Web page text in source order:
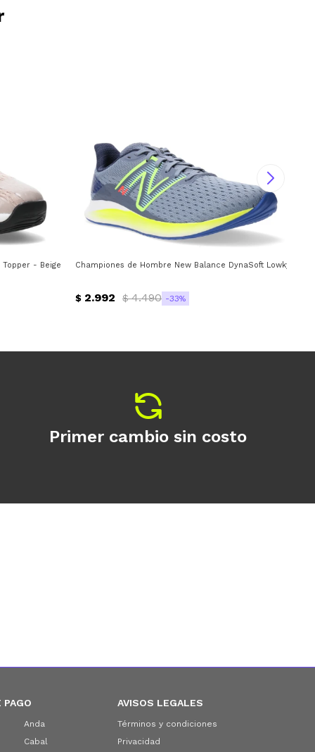
- Beige - Negro - Rosado Coral
Championes de Hombre New Balance DynaSoft Lowky RC
$ 2.992 $ 4.490 33
PAGO
Anda
Cabal
AVISOS LEGALES
Términos y condiciones
Privacidad
Primer cambio sin costo